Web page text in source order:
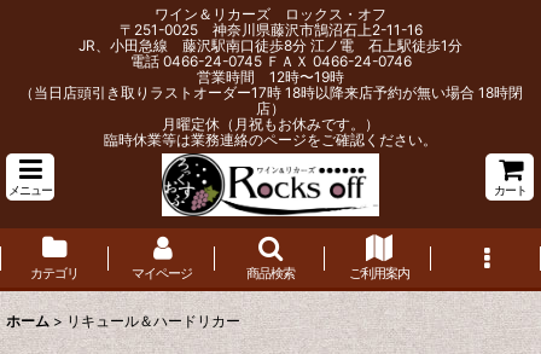
ワイン＆リカーズ ロックス・オフ
〒251-0025 神奈川県藤沢市鵠沼石上2-11-16
JR、小田急線 藤沢駅南口徒歩8分 江ノ電 石上駅徒歩1分
電話 0466-24-0745 ＦＡＸ 0466-24-0746
営業時間 12時〜19時
（当日店頭引き取りラストオーダー17時 18時以降来店予約が無い場合 18時閉
店）
月曜定休（月祝もお休みです。）
臨時休業等は業務連絡のページをご確認ください。
メニュー カート
カテゴリ マイページ 商品検索 ご利用案内
ホーム > リキュール＆ハードリカー